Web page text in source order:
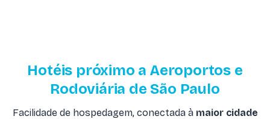
Hotéis próximo a Aeroportos e
Rodoviária de São Paulo
Facilidade de hospedagem, conectada à maior cidade